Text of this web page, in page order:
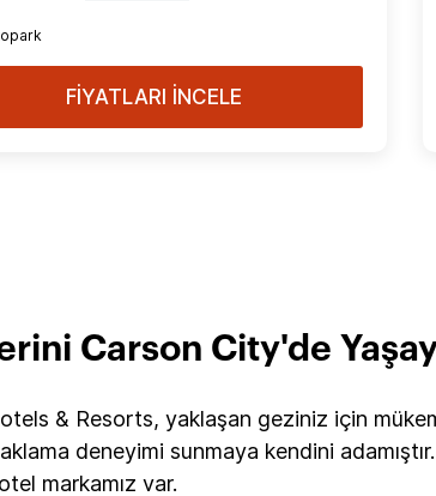
FİYATLARI İNCELE
Carson City'de
& Resorts, yaklaşan geziniz için
deneyimi sunmaya kendini
markamız var.